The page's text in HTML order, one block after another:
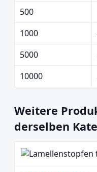
500
1000
5000
10000
Weitere
derselben